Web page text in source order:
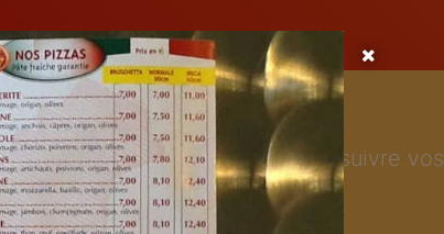
l'App LaCarte
gratuitement l'app LaCarte pour suivre vos
et ne rien rater !